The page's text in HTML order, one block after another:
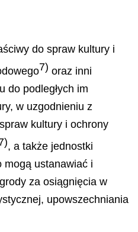
do spraw kultury i
7) oraz inni
do podległych im
w uzgodnieniu z
kultury i ochrony
, a także jednostki
mogą ustanawiać i
za osiągnięcia w
upowszechniania